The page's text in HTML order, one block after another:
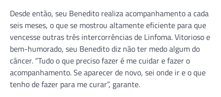
Desde então, seu Benedito realiza acompanhamento a cada
seis meses, o que se mostrou altamente eficiente para que
vencesse outras três intercorrências de Linfoma. Vitorioso e
bem-humorado, seu Benedito diz não ter medo algum do
câncer. “Tudo o que preciso fazer é me cuidar e fazer o
acompanhamento. Se aparecer de novo, sei onde ir e o que
tenho de fazer para me curar”, garante.